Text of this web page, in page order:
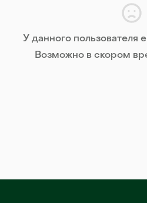
У данного пользователя
Возможно в скором